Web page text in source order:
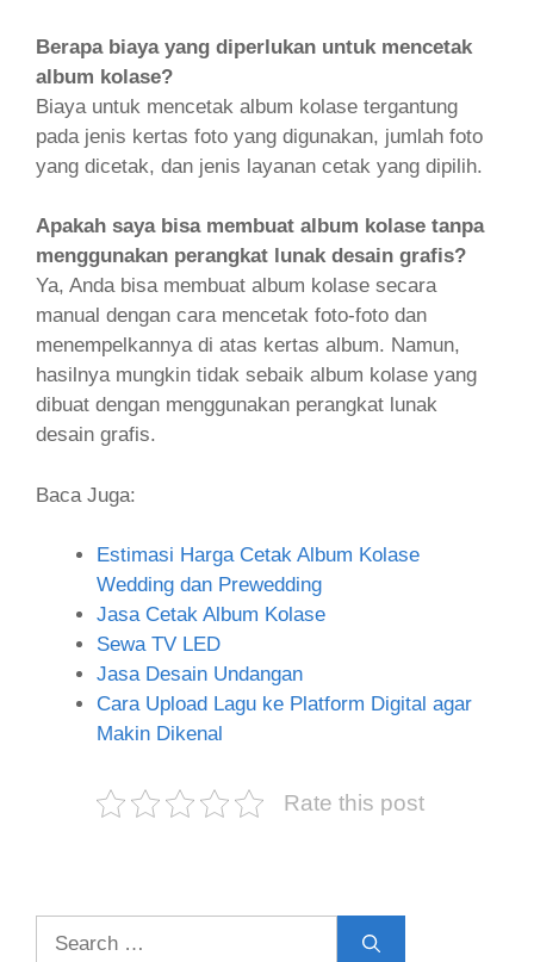
Berapa biaya yang diperlukan untuk mencetak
album kolase?
Biaya untuk mencetak album kolase tergantung
pada jenis kertas foto yang digunakan, jumlah foto
yang dicetak, dan jenis layanan cetak yang dipilih.
Apakah saya bisa membuat album kolase tanpa
menggunakan perangkat lunak desain grafis?
Ya, Anda bisa membuat album kolase secara
manual dengan cara mencetak foto-foto dan
menempelkannya di atas kertas album. Namun,
hasilnya mungkin tidak sebaik album kolase yang
dibuat dengan menggunakan perangkat lunak
desain grafis.
Baca Juga:
Estimasi Harga Cetak Album Kolase
Wedding dan Prewedding
Jasa Cetak Album Kolase
Sewa TV LED
Jasa Desain Undangan
Cara Upload Lagu ke Platform Digital agar
Makin Dikenal
Rate this post